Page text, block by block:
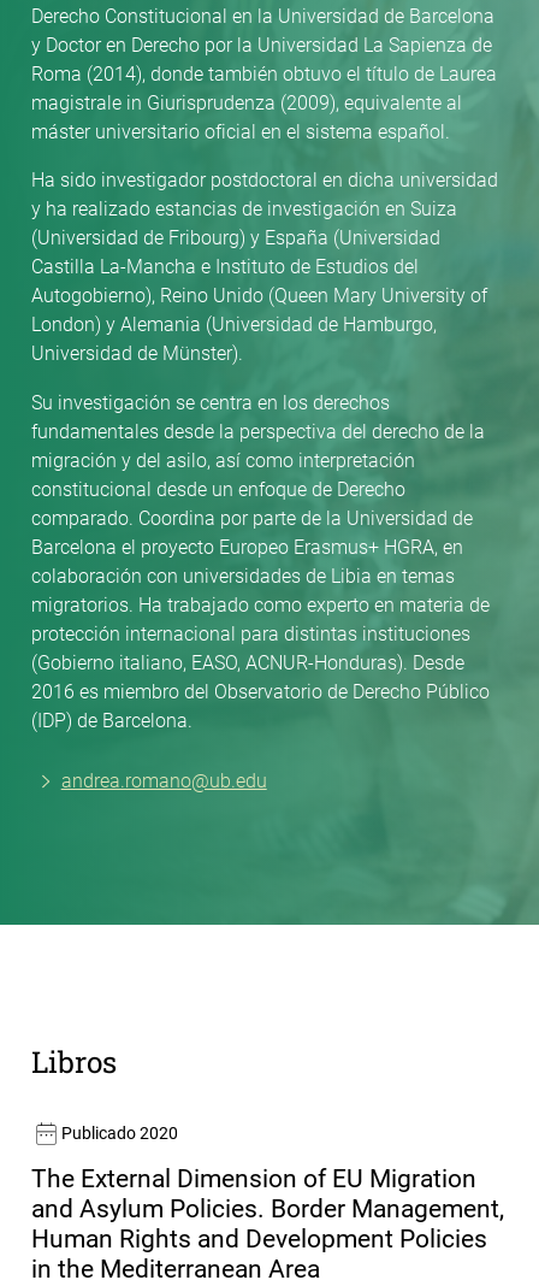
Derecho Constitucional en la Universidad de Barcelona
y Doctor en Derecho por la Universidad La Sapienza de
Roma (2014), donde también obtuvo el título de Laurea
magistrale in Giurisprudenza (2009), equivalente al
máster universitario oficial en el sistema español.
Ha sido investigador postdoctoral en dicha universidad
y ha realizado estancias de investigación en Suiza
(Universidad de Fribourg) y España (Universidad
Castilla La-Mancha e Instituto de Estudios del
Autogobierno), Reino Unido (Queen Mary University of
London) y Alemania (Universidad de Hamburgo,
Universidad de Münster).
Su investigación se centra en los derechos
fundamentales desde la perspectiva del derecho de la
migración y del asilo, así como interpretación
constitucional desde un enfoque de Derecho
comparado. Coordina por parte de la Universidad de
Barcelona el proyecto Europeo Erasmus+ HGRA, en
colaboración con universidades de Libia en temas
migratorios. Ha trabajado como experto en materia de
protección internacional para distintas instituciones
(Gobierno italiano, EASO, ACNUR-Honduras). Desde
2016 es miembro del Observatorio de Derecho Público
(IDP) de Barcelona.
andrea.romano@ub.edu
Libros
Publicado 2020
The External Dimension of EU Migration
and Asylum Policies. Border Management,
Human Rights and Development Policies
in the Mediterranean Area